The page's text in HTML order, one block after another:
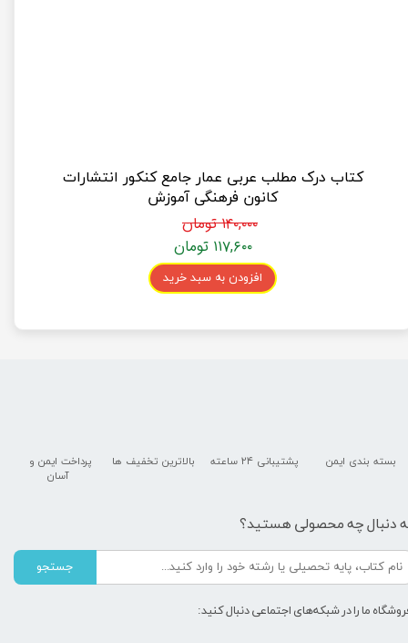
کتاب درک مطلب عربی عمار جامع کنکور انتشارات
کانون فرهنگی آموزش
۱۴۰,۰۰۰ تومان
۱۱۷,۶۰۰ تومان
افزودن به سبد خرید
پشتیبانی ۲۴ ساعته
پرداخت ایمن و ​​​​​​​
آسان
بسته بندی ایمن بالاترین تخفیف ها
دنبال چه محصولی هستید؟
جستجو
ما را در شبکه‌های اجتماعی دنبال کنید: